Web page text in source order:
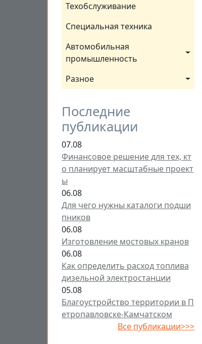
Техобслуживание
Специальная техника
Автомобильная
промышленность
Разное
Последние
публикации
07.08
Финансовое решение для тех, кт
о планирует масштабные проект
ы
06.08
Для чего нужны каталоги подши
пников
06.08
Изготовление мостовых кранов
06.08
Как определить расход топлива
дизельной электростанции
05.08
Благоустройство территории в П
етропавловске-Камчатском
Все публикации>>>